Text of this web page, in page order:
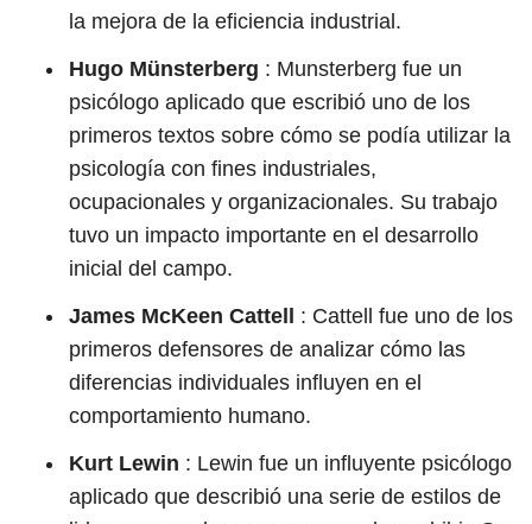
la mejora de la eficiencia industrial.
Hugo Münsterberg : Munsterberg fue un
psicólogo aplicado que escribió uno de los
primeros textos sobre cómo se podía utilizar la
psicología con fines industriales,
ocupacionales y organizacionales. Su trabajo
tuvo un impacto importante en el desarrollo
inicial del campo.
James McKeen Cattell
: Cattell fue uno de los
primeros defensores de analizar cómo las
diferencias individuales influyen en el
comportamiento humano.
Kurt Lewin : Lewin fue un influyente psicólogo
aplicado que describió una serie de estilos de